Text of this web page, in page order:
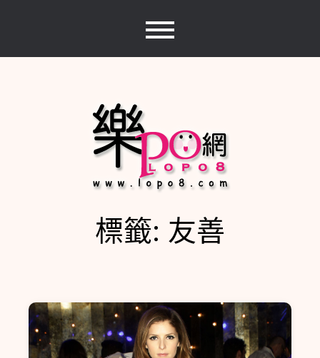
分享你的樂事，樂PO吧~標籤: 友善